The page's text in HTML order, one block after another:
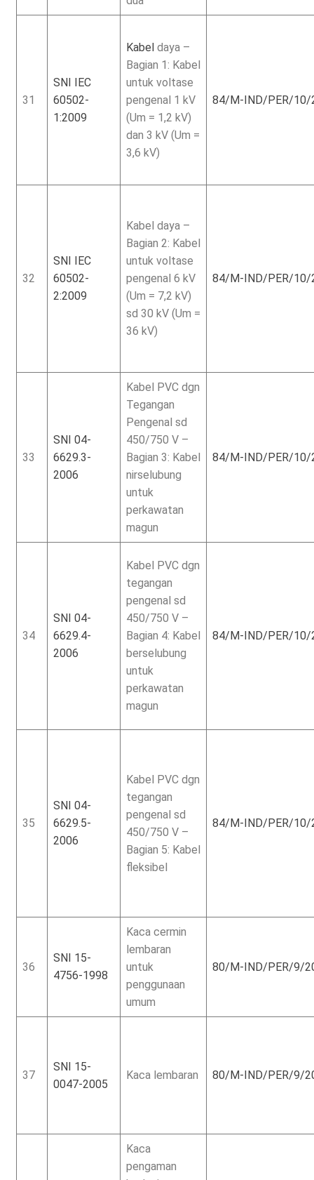
31
SNI IEC
60502-
1:2009
Kabel daya –
Bagian 1: Kabel
untuk voltase
pengenal 1 kV
(Um = 1,2 kV)
dan 3 kV (Um =
3,6 kV)
84/M-IND/PER/10/
32
SNI IEC
60502-
2:2009
Kabel daya –
Bagian 2: Kabel
untuk voltase
pengenal 6 kV
(Um = 7,2 kV)
sd 30 kV (Um =
36 kV)
84/M-IND/PER/10/
33
SNI 04-
6629.3-
2006
Kabel PVC dgn
Tegangan
Pengenal sd
450/750 V –
Bagian 3: Kabel
nirselubung
untuk
perkawatan
magun
84/M-IND/PER/10/
34
SNI 04-
6629.4-
2006
Kabel PVC dgn
tegangan
pengenal sd
450/750 V –
Bagian 4: Kabel
berselubung
untuk
perkawatan
magun
84/M-IND/PER/10/
35
SNI 04-
6629.5-
2006
Kabel PVC dgn
tegangan
pengenal sd
450/750 V –
Bagian 5: Kabel
fleksibel
84/M-IND/PER/10/
36
SNI 15-
4756-1998
Kaca cermin
lembaran
untuk
penggunaan
umum
80/M-IND/PER/9/
37
SNI 15-
0047-2005
Kaca lembaran 80/M-IND/PER/9/
Kaca
pengaman